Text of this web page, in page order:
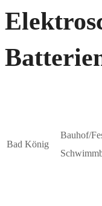
Bad König
Bauhof/